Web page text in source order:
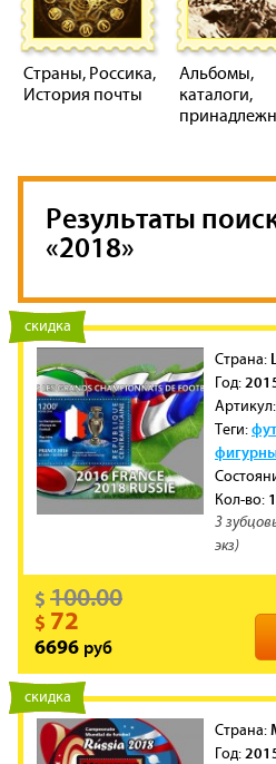
Страны, Россика,
История почты
Альбомы,
каталоги,
Результаты
«2018»
новинка
скидка
Cтрана:
Год:
Артикул:
Теги:
Кол-во: 1
3
экз)
$ 100.00
$ 72
6696 руб
новинка
скидка
Cтрана:
Год: